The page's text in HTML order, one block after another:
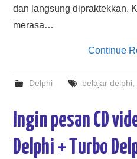
dan langsung dipraktekkan.
merasa…
Continue
Delphi belajar delphi
Ingin pesan CD
Delphi + Turbo